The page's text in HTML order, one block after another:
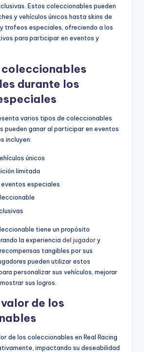
Estos coleccionables pueden
y vehículos únicos hasta skins de
trofeos especiales, ofreciendo a los
para participar en eventos y
durante los
varios tipos de coleccionables
pueden ganar al participar en eventos
incluyen:
únicos
limitada
especiales
tiene un propósito
la experiencia del jugadory
tangibles por sus
pueden utilizar estos
personalizar sus vehículos, mejorar
sus logros.
de los
de los coleccionables en Real Racing
impactando su deseabilidad